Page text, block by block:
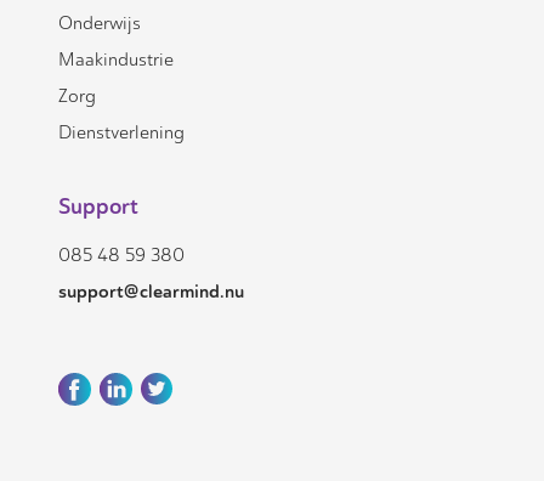
Onderwijs
Maakindustrie
Zorg
Dienstverlening
Support
085 48 59 380
support@clearmind.nu